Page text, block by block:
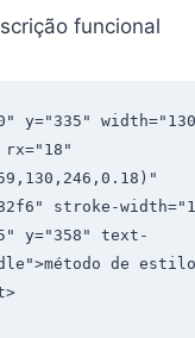
funcional
y="335"
rx="18"
stroke-
y="358" text-
de